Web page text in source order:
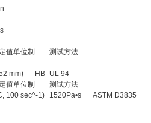
值单位制 测试方法
mm) HB UL 94
值单位制
测试方法
100 sec^-1)
1520Pa•s ASTM D3835